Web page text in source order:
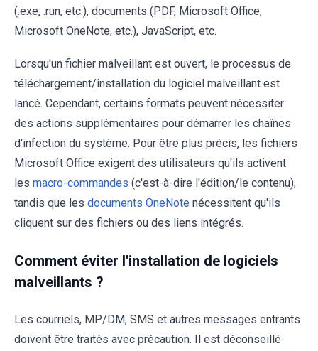
(.exe, .run, etc.), documents (PDF, Microsoft Office,
Microsoft OneNote, etc.), JavaScript, etc.
Lorsqu'un fichier malveillant est ouvert, le processus de
téléchargement/installation du logiciel malveillant est
lancé. Cependant, certains formats peuvent nécessiter
des actions supplémentaires pour démarrer les chaînes
d'infection du système. Pour être plus précis, les fichiers
Microsoft Office exigent des utilisateurs qu'ils activent
les macro-commandes (c'est-à-dire l'édition/le contenu),
tandis que les documents OneNote nécessitent qu'ils
cliquent sur des fichiers ou des liens intégrés.
Comment éviter l'installation de logiciels
malveillants ?
Les courriels, MP/DM, SMS et autres messages entrants
doivent être traités avec précaution. Il est déconseillé